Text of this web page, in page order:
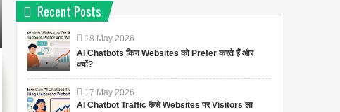
Recent Posts
18 May 2026
AI Chatbots किन Websites को Prefer करते हैं और
क्यों?
17 May 2026
AI Chatbot Traffic कैसे Websites पर Visitors ला